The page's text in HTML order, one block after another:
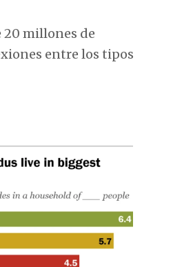
20 millones de
entre los tipos